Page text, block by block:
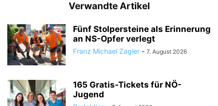
Verwandte Artikel
Fünf Stolpersteine als Erinnerung
an NS-Opfer verlegt
Franz Michael Zagler - 7. August 2026
165 Gratis-Tickets für NÖ-
Jugend